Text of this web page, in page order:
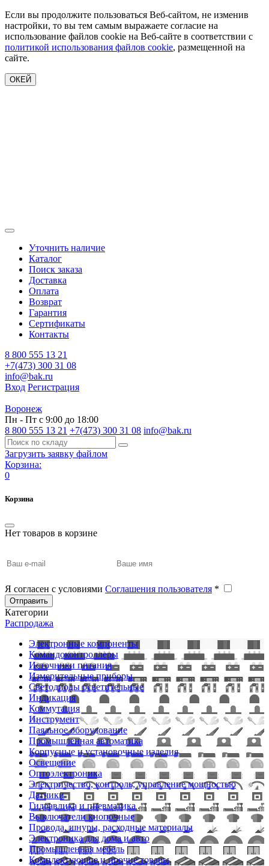
Если вы продолжите пользоваться Веб-сайтом, не изменив
настройки, то вы тем самым выражаете согласие на
использование файлов cookie на Веб-сайте в соответствии с
политикой использования файлов cookie, размещенной на
сайте.
ОКЕЙ
Уточнить наличие
Каталог
Поиск заказа
Доставка
Оплата
Возврат
Гарантия
Сертификаты
Контакты
8 800 555 13 21
+7(473) 300 31 08
info@bak.ru
Вход Регистрация
Воронеж
Пн - Пт с 9:00 до 18:00
8 800 555 13 21 +7(473) 300 31 08 info@bak.ru
Загрузить заявку файлом
Корзина:
0
Корзина
Нет товаров в корзине
Я согласен с условиями Соглашения пользователя *
Отправить
Категории
Распродажа
Электронные компоненты
Командоконтроллеры
Источники питания
Измерительные приборы
Светодиоды осветительные
Индикация
Коммутация
Инструмент
Паяльное оборудование
Промышленная автоматика
Корпусные и установочные изделия
Освещение
Оптоэлектроника
Электричество, контроль, управление мощностью
Датчики
Гидравлика и пневматика
Выключатели кнопочные
Провода, шнуры, расходные материалы
Электроника для дома и авто
Промышленная мебель
Комплектующие и прочие товары